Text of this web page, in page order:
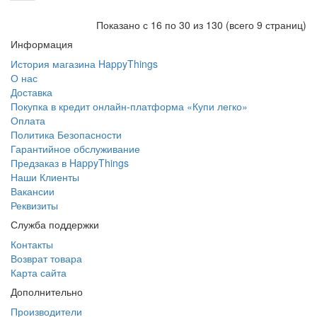
Показано с 16 по 30 из 130 (всего 9 страниц)
Информация
История магазина HappyThings
О нас
Доставка
Покупка в кредит онлайн-платформа «Купи легко»
Оплата
Политика Безопасности
Гарантийное обслуживание
Предзаказ в HappyThings
Наши Клиенты
Вакансии
Реквизиты
Служба поддержки
Контакты
Возврат товара
Карта сайта
Дополнительно
Производители